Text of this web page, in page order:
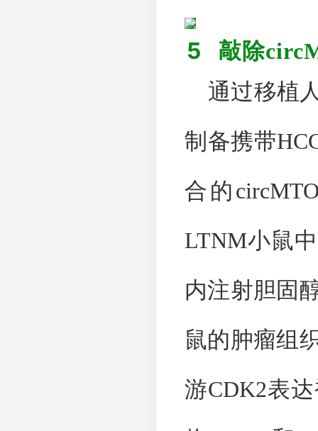
5 敲除
通过移植
制备携带
合的
LTNM小鼠
内注射胆固
鼠的肿瘤组
游CDK2表